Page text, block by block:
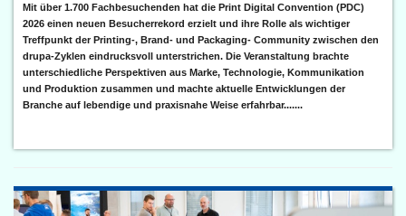
Mit über 1.700 Fachbesuchenden hat die Print Digital Convention (PDC)
2026 einen neuen Besucherrekord erzielt und ihre Rolle als wichtiger
Treffpunkt der Printing-, Brand- und Packaging- Community zwischen den
drupa-Zyklen eindrucksvoll unterstrichen. Die Veranstaltung brachte
unterschiedliche Perspektiven aus Marke, Technologie, Kommunikation
und Produktion zusammen und machte aktuelle Entwicklungen der
Branche auf lebendige und praxisnahe Weise erfahrbar.......